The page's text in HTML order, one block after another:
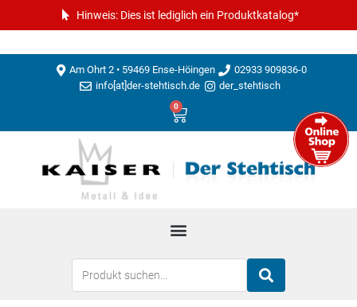
Hinweis: Dies ist lediglich ein Produktkatalog*
Am Ohrt 2 • 59469 Ense-Höingen
02933 909836-0
info[at]der-stehtisch.de
der_stehtisch
0